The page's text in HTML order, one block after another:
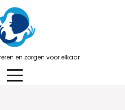
en zorgen voor elkaar